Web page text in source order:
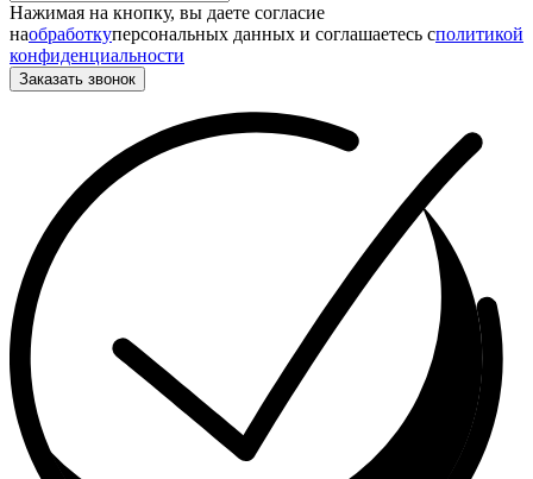
Нажимая на кнопку, вы даете согласие
наобработкуперсональных данных и соглашаетесь cполитикой
конфиденциальности
Заказать звонок